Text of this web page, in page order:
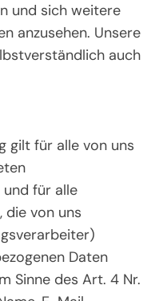
und sich weitere
anzusehen. Unsere
auch
gilt für alle von uns
für alle
die von uns
Daten
Sinne des Art. 4 Nr.